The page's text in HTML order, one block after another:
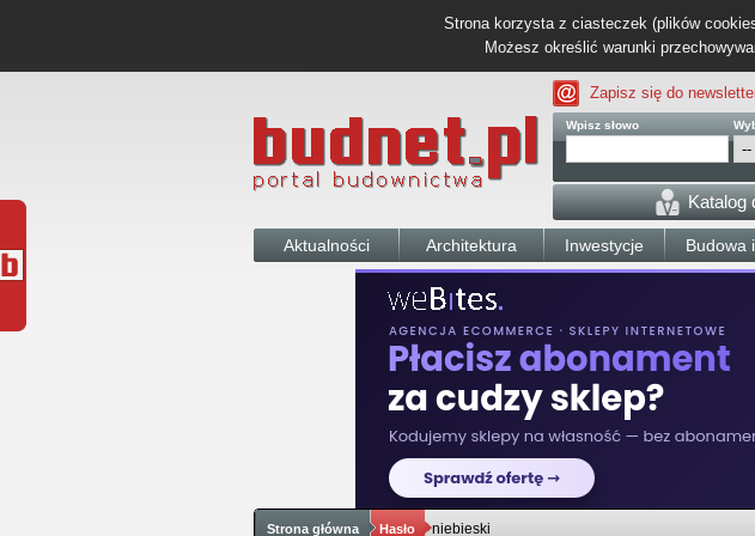
Strona korzysta z ciasteczek (plików
Możesz określić warunki
Zapisz się do
Wpisz słowo
Katalog
Aktualności Architektura Inwestycje Budowa
Strona główna Hasło niebieski